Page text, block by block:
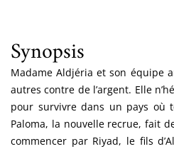
Synopsis
Madame Aldjéria et son équipe
autres contre de l’argent. Elle
pour survivre dans un pays où
Paloma, la nouvelle recrue, fait
commencer par Riyad, le fils